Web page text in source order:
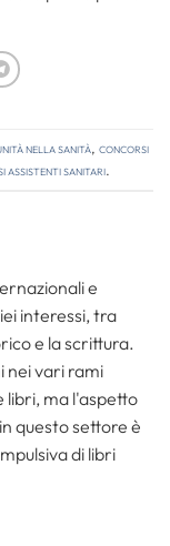
nella sanità, Concorsi
assistenti sanitari.
e
interessi, tra
e la scrittura.
nei vari rami
ma l'aspetto
questo settore è
di libri